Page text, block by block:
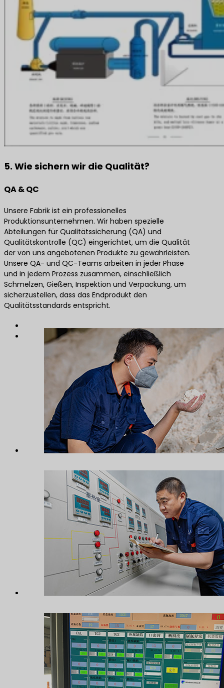
5. Wie sichern wir die Qualität?
QA & QC
Unsere Fabrik ist ein professionelles
Produktionsunternehmen. Wir haben spezielle
Abteilungen für Qualitätssicherung (QA) und
Qualitätskontrolle (QC) eingerichtet, um die Qualität
der von uns angebotenen Produkte zu gewährleisten.
Unsere QA- und QC-Teams arbeiten in jeder Phase
und in jedem Prozess zusammen, einschließlich
Schmelzen, Gießen, Inspektion und Verpackung, um
sicherzustellen, dass das Endprodukt den
Qualitätsstandards entspricht.